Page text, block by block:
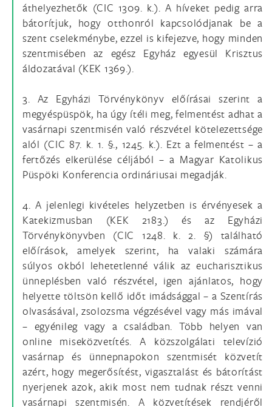
áthelyezhetők (CIC 1309. k.). A híveket pedig arra
bátorítjuk, hogy otthonról kapcsolódjanak be a
szent cselekménybe, ezzel is kifejezve, hogy minden
szentmisében az egész Egyház egyesül Krisztus
áldozatával (KEK 1369.).
3. Az Egyházi Törvénykönyv előírásai szerint a
megyéspüspök, ha úgy ítéli meg, felmentést adhat a
vasárnapi szentmisén való részvétel kötelezettsége
alól (CIC 87. k. 1. §., 1245. k.). Ezt a felmentést – a
fertőzés elkerülése céljából – a Magyar Katolikus
Püspöki Konferencia ordináriusai megadják.
4. A jelenlegi kivételes helyzetben is érvényesek a
Katekizmusban (KEK 2183.) és az Egyházi
Törvénykönyvben (CIC 1248. k. 2. §) található
előírások, amelyek szerint, ha valaki számára
súlyos okból lehetetlenné válik az eucharisztikus
ünneplésben való részvétel, igen ajánlatos, hogy
helyette töltsön kellő időt imádsággal – a Szentírás
olvasásával, zsolozsma végzésével vagy más imával
– egyénileg vagy a családban. Több helyen van
online miseközvetítés. A közszolgálati televízió
vasárnap és ünnepnapokon szentmisét közvetít
azért, hogy megerősítést, vigasztalást és bátorítást
nyerjenek azok, akik most nem tudnak részt venni
vasárnapi szentmisén. A közvetítések rendjéről